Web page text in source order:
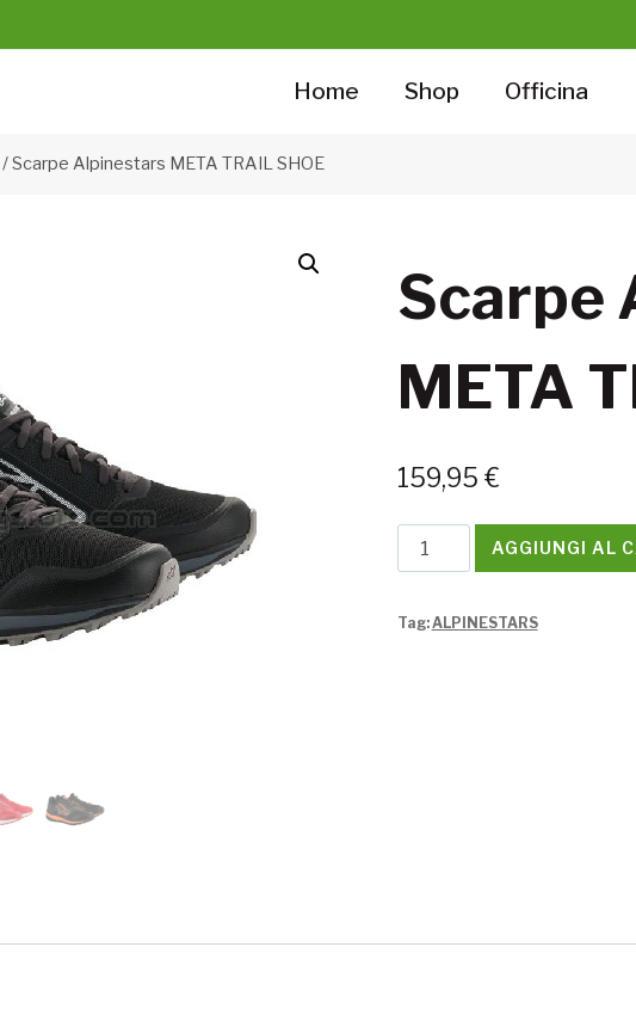
Home Shop Officina
/Scarpe Alpinestars META TRAIL SHOE
Scarpe
META
159,95 €
Scarpe
Alpinestars
TRAIL
AGGIUNGI AL
Tag:ALPINESTARS